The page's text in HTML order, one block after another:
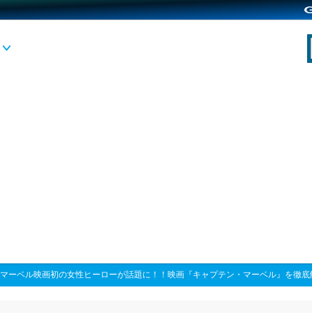
マーベル映画初の女性ヒーローが話題に！！映画『キャプテン・マーベル』を徹